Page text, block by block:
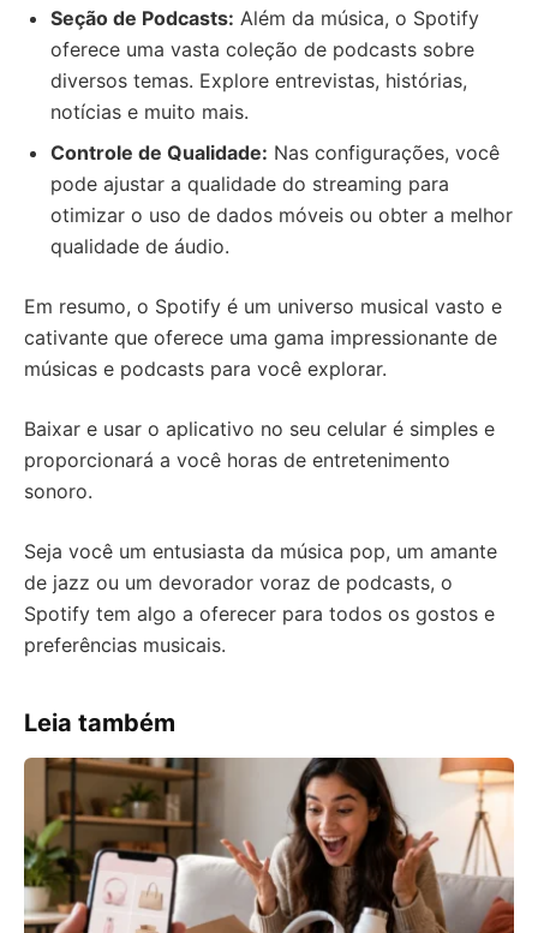
Seção de Podcasts: Além da música, o Spotify
oferece uma vasta coleção de podcasts sobre
diversos temas. Explore entrevistas, histórias,
notícias e muito mais.
Controle de Qualidade: Nas configurações, você
pode ajustar a qualidade do streaming para
otimizar o uso de dados móveis ou obter a melhor
qualidade de áudio.
Em resumo, o Spotify é um universo musical vasto e
cativante que oferece uma gama impressionante de
músicas e podcasts para você explorar.
Baixar e usar o aplicativo no seu celular é simples e
proporcionará a você horas de entretenimento
sonoro.
Seja você um entusiasta da música pop, um amante
de jazz ou um devorador voraz de podcasts, o
Spotify tem algo a oferecer para todos os gostos e
preferências musicais.
Leia também